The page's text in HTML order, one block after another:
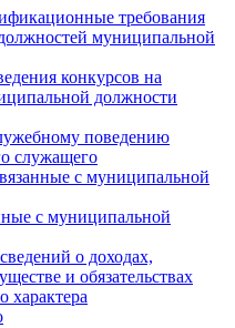
требования
муниципальной
конкурсов на
должности
поведению
служащего
с муниципальной
с муниципальной
о доходах,
и обязательствах
характера